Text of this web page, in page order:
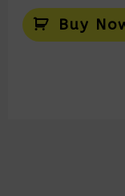
Buy